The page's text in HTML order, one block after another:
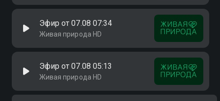
Эфир от 07.08 07:34
Живая природа HD
Эфир от 07.08 05:13
Живая природа HD